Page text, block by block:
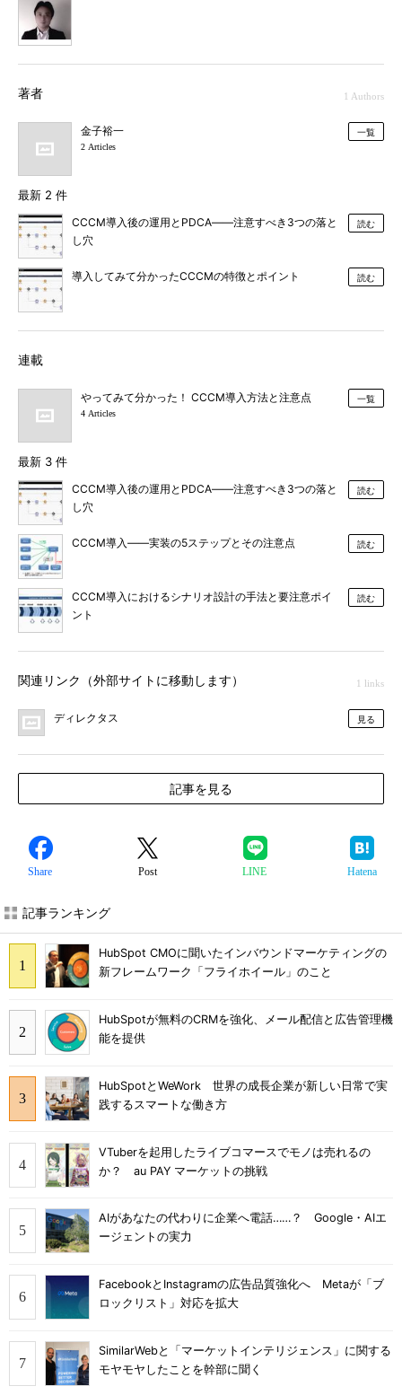
著者 1 Authors
金子裕一
2 Articles
一覧
最新 2 件
CCCM導入後の運用とPDCA――注意すべき3つの落と
し穴
読む
導入してみて分かったCCCMの特徴とポイント 読む
連載
やってみて分かった！ CCCM導入方法と注意点
4 Articles
一覧
最新 3 件
CCCM導入後の運用とPDCA――注意すべき3つの落と
し穴
読む
CCCM導入――実装の5ステップとその注意点 読む
CCCM導入におけるシナリオ設計の手法と要注意ポイ
ント
読む
関連リンク（外部サイトに移動します） 1 links
ディレクタス 見る
記事を見る
Share Post LINE Hatena
記事ランキング
HubSpot CMOに聞いたインバウンドマーケティングの
新フレームワーク「フライホイール」のこと
HubSpotが無料のCRMを強化、メール配信と広告管理機
能を提供
HubSpotとWeWork 世界の成長企業が新しい日常で実
践するスマートな働き方
VTuberを起用したライブコマースでモノは売れるの
か？ au PAY マーケットの挑戦
AIがあなたの代わりに企業へ電話……？ Google・AIエ
ージェントの実力
FacebookとInstagramの広告品質強化へ Metaが「ブ
ロックリスト」対応を拡大
SimilarWebと「マーケットインテリジェンス」に関する
モヤモヤしたことを幹部に聞く